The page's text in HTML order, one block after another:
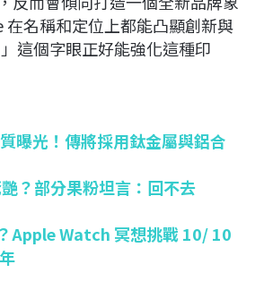
名稱和定位上都能凸顯創新與
這個字眼正好能強化這種印
曝光！傳將採用鈦金屬與鋁合
？部分果粉坦言：回不去
Apple Watch 冥想挑戰 10/ 10